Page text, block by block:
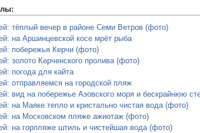
тёплый вечер в районе Семи Ветров (фото)
на Аршинцевской косе мрёт рыба
побережья Керчи (фото)
золото Керченского пролива (фото)
погода для кайта
отправляемся на городской пляж
вид на побережье Азовского моря и бескрайнюю
на Маяке тепло и кристально чистая вода (фото)
на Московском пляже ажиотаж (фото)
на горпляже штиль и чистейшая вода (фото)